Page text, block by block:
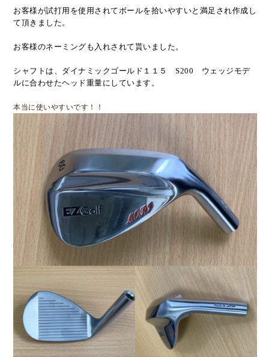
お客様が試打用を使用されてボールを拾いやすいと満足され作成し
て頂きました。
お客様のネーミングも入れされて貰いました。
シャフトは、ダイナミックゴールド１１５ S200 ウェッジモデ
ルに合わせたヘッド重量にしています。
本当に使いやすいです！！